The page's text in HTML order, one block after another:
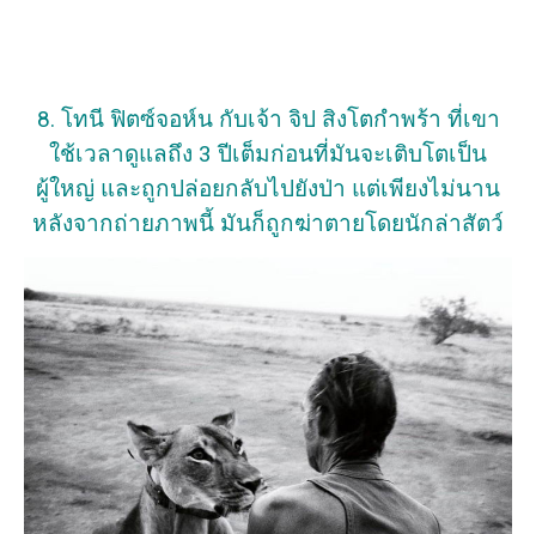
8. โทนี ฟิตซ์จอห์น กับเจ้า จิป สิงโตกำพร้า ที่เขา
ใช้เวลาดูแลถึง 3 ปีเต็มก่อนที่มันจะเติบโตเป็น
ผู้ใหญ่ และถูกปล่อยกลับไปยังป่า แต่เพียงไม่นาน
หลังจากถ่ายภาพนี้ มันก็ถูกฆ่าตายโดยนักล่าสัตว์